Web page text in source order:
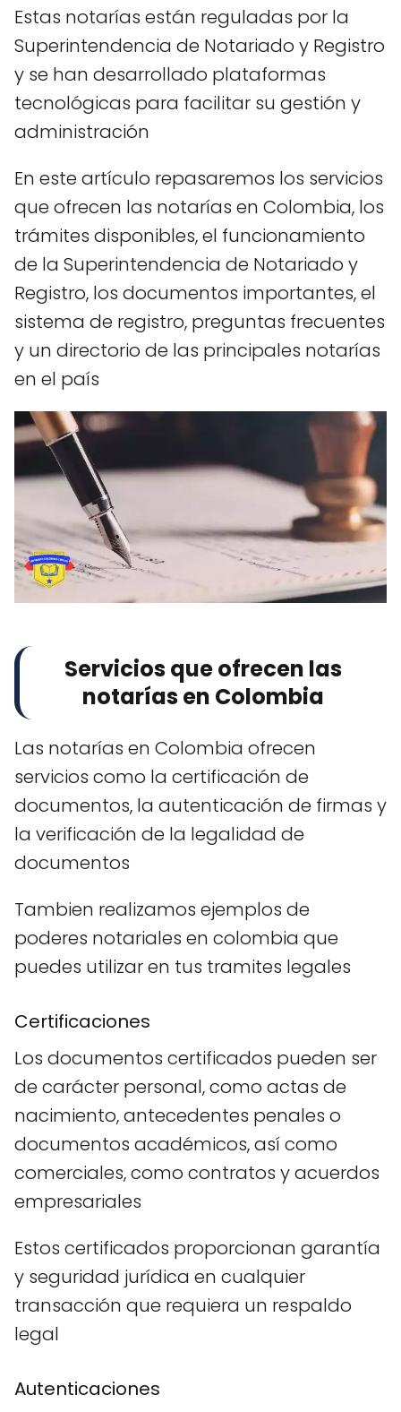
Estas notarías están reguladas por la
Superintendencia de Notariado y Registro
y se han desarrollado plataformas
tecnológicas para facilitar su gestión y
administración
En este artículo repasaremos los servicios
que ofrecen las notarías en Colombia, los
trámites disponibles, el funcionamiento
de la Superintendencia de Notariado y
Registro, los documentos importantes, el
sistema de registro, preguntas frecuentes
y un directorio de las principales notarías
en el país
Servicios que ofrecen las
notarías en Colombia
Las notarías en Colombia ofrecen
servicios como la certificación de
documentos, la autenticación de firmas y
la verificación de la legalidad de
documentos
Tambien realizamos ejemplos de
poderes notariales en colombia que
puedes utilizar en tus tramites legales
Certificaciones
Los documentos certificados pueden ser
de carácter personal, como actas de
nacimiento, antecedentes penales o
documentos académicos, así como
comerciales, como contratos y acuerdos
empresariales
Estos certificados proporcionan garantía
y seguridad jurídica en cualquier
transacción que requiera un respaldo
legal
Autenticaciones